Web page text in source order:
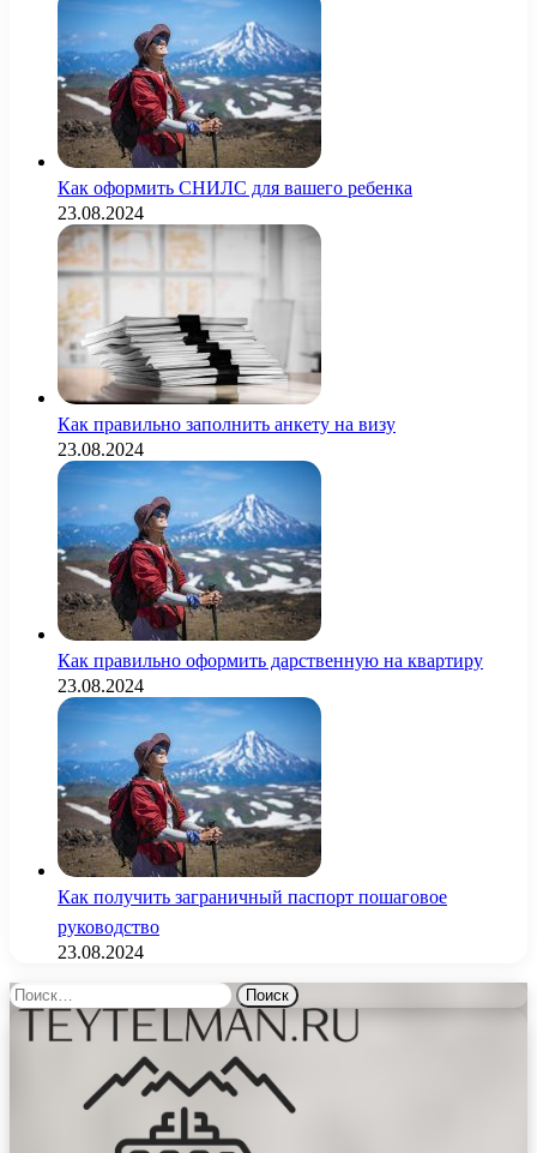
Как оформить СНИЛС для вашего ребенка
23.08.2024
Как правильно заполнить анкету на визу
23.08.2024
Как правильно оформить дарственную на квартиру
23.08.2024
Как получить заграничный паспорт пошаговое
руководство
23.08.2024
Найти: